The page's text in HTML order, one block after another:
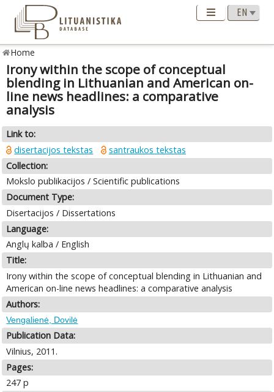
Home
Irony within the scope of conceptual
blending in Lithuanian and American on-
line news headlines: a comparative
analysis
Link to:
disertacijos tekstas
santraukos tekstas
Collection:
Mokslo publikacijos / Scientific publications
Document Type:
Disertacijos / Dissertations
Language:
Anglų kalba / English
Title:
Irony within the scope of conceptual blending in Lithuanian and
American on-line news headlines: a comparative analysis
Authors:
Vengalienė, Dovilė
Publication Data:
Vilnius, 2011.
Pages:
247 p